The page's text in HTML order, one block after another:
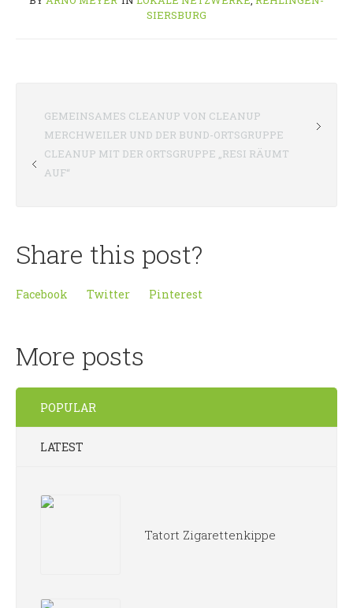
SIERSBURG
GEMEINSAMES CLEANUP VON CLEANUP
MERCHWEILER UND DER BUND-ORTSGRUPPE
CLEANUP MIT DER ORTSGRUPPE „RESI RÄUMT
AUF“
Share this post?
Facebook Twitter Pinterest
More posts
POPULAR
LATEST
Tatort Zigarettenkippe